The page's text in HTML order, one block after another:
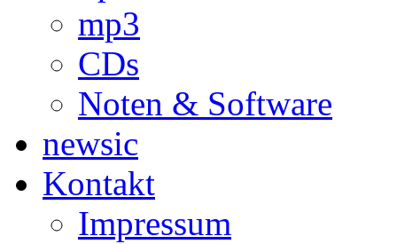
mp3
CDs
Noten & Software
newsic
Kontakt
Impressum